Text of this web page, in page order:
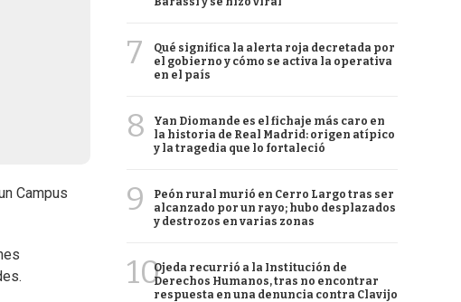
Campus
7
Qué significa la alerta roja decretada por
el gobierno y cómo se activa la operativa
en el país
8
Yan Diomande es el fichaje más caro en
la historia de Real Madrid: origen atípico
y la tragedia que lo fortaleció
9
Peón rural murió en Cerro Largo tras ser
alcanzado por un rayo; hubo desplazados
y destrozos en varias zonas
10Ojeda recurrió a la Institución de
Derechos Humanos, tras no encontrar
respuesta en una denuncia contra Clavijo